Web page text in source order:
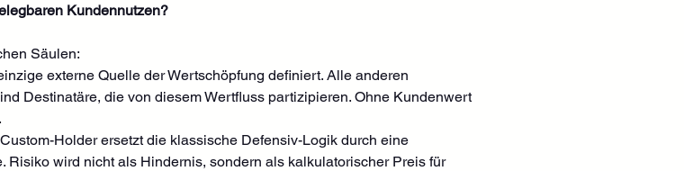
Kundennutzen?
Säulen:
externe Quelle der Wertschöpfung definiert. Alle anderen
Destinatäre, die von diesem Wertfluss partizipieren. Ohne Kundenwert
Holder ersetzt die klassische Defensiv-Logik durch eine
Risiko wird nicht als Hindernis, sondern als kalkulatorischer Preis für